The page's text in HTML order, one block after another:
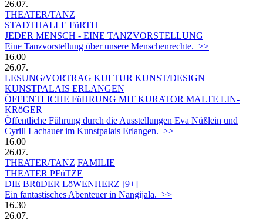
26.07.
THEATER/TANZ
STADTHALLE FüRTH
JEDER MENSCH - EINE TANZVORSTELLUNG
Eine Tanzvorstellung über unsere Menschenrechte. >>
16.00
26.07.
LESUNG/VORTRAG KULTUR KUNST/DESIGN
KUNSTPALAIS ERLANGEN
ÖFFENTLICHE FüHRUNG MIT KURATOR MALTE LIN-
KRöGER
Öffentliche Führung durch die Ausstellungen Eva Nüßlein und
Cyrill Lachauer im Kunstpalais Erlangen. >>
16.00
26.07.
THEATER/TANZ FAMILIE
THEATER PFüTZE
DIE BRüDER LöWENHERZ [9+]
Ein fantastisches Abenteuer in Nangijala. >>
16.30
26.07.